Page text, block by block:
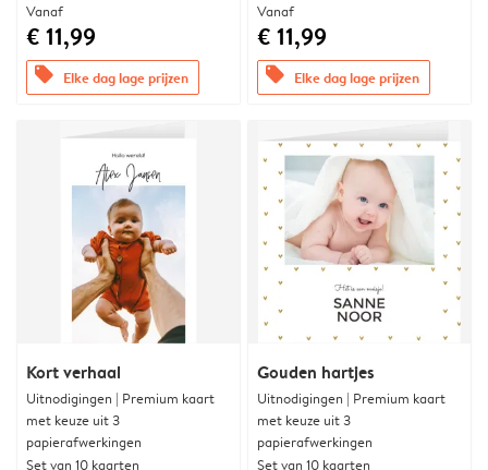
Vanaf
€ 11,99
offers Elke dag lage prijzen
Vanaf
€ 11,99
offers Elke dag lage prijzen
Kort verhaal
Uitnodigingen | Premium kaart
met keuze uit 3
papierafwerkingen
Set van 10 kaarten
Gouden hartjes
Uitnodigingen | Premium kaart
met keuze uit 3
papierafwerkingen
Set van 10 kaarten